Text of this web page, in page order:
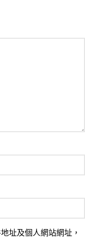
址及個人網站網址，